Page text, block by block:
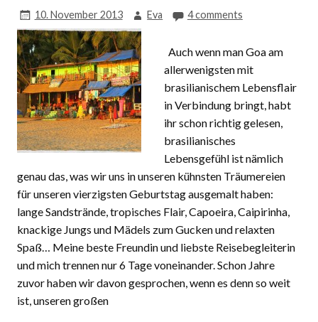
10. November 2013 Eva 4 comments
Auch wenn man Goa am
allerwenigsten mit
brasilianischem Lebensflair
in Verbindung bringt, habt
ihr schon richtig gelesen,
brasilianisches
Lebensgefühl ist nämlich
genau das, was wir uns in unseren kühnsten Träumereien
für unseren vierzigsten Geburtstag ausgemalt haben:
lange Sandstrände, tropisches Flair, Capoeira, Caipirinha,
knackige Jungs und Mädels zum Gucken und relaxten
Spaß… Meine beste Freundin und liebste Reisebegleiterin
und mich trennen nur 6 Tage voneinander. Schon Jahre
zuvor haben wir davon gesprochen, wenn es denn so weit
ist, unseren großen